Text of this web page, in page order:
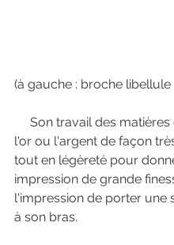
(à gauche : broche libellule
l'or ou l'argent de façon
tout en légèreté pour
impression de grande
l'impression de porter une
à son bras.